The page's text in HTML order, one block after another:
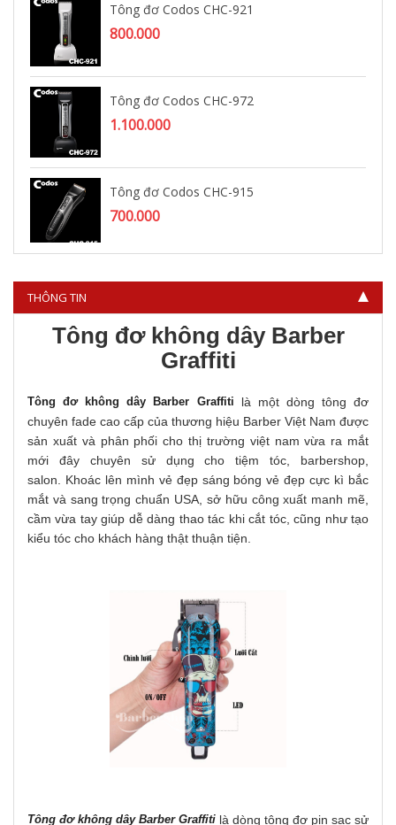
Tông đơ Codos CHC-921
800.000
Tông đơ Codos CHC-972
1.100.000
Tông đơ Codos CHC-915
700.000
Tông đơ Codos CHC-963
THÔNG TIN
Tông đơ không dây Barber
Graffiti
Tông đơ không dây Barber Graffiti
là một dòng tông đơ
chuyên fade cao cấp của thương hiệu Barber Việt Nam được
sản xuất và phân phối cho thị trường việt nam vừa ra mắt
mới đây chuyên sử dụng cho tiệm tóc, barbershop,
salon. Khoác lên mình vẻ đẹp sáng bóng vẻ đẹp cực kì bắc
mắt và sang trọng chuẩn USA, sở hữu công xuất manh mẽ,
cầm vừa tay giúp dễ dàng thao tác khi cắt tóc, cũng như tạo
kiểu tóc cho khách hàng thật thuận tiện.
Tông đơ không dây Barber Graffiti là dòng tông đơ pin sạc sử